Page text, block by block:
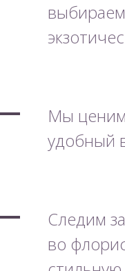
Мы ценим
удобный
Следим
во